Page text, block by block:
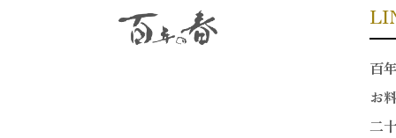
百
お
二